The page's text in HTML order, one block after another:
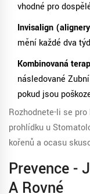
vhodné pro
Invisalign
mění každé dva
Kombinovaná
následované
pokud jsou
Rozhodnete-li se
prohlídku u
kořenů a ocasu
Prevence -
A Rovné